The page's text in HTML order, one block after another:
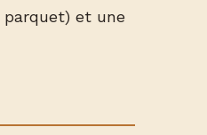
et une